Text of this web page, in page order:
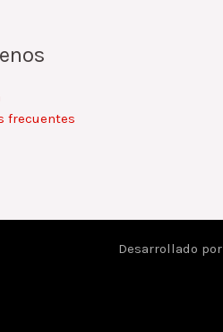
frecuentes
Desarrollado por